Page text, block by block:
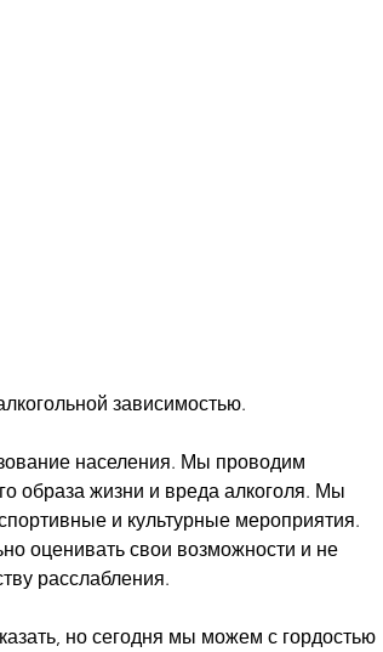
зависимостью.
населения. Мы проводим
образа жизни и вреда алкоголя. Мы
и культурные мероприятия.
оценивать свои возможности и не
расслабления.
но сегодня мы можем с гордостью